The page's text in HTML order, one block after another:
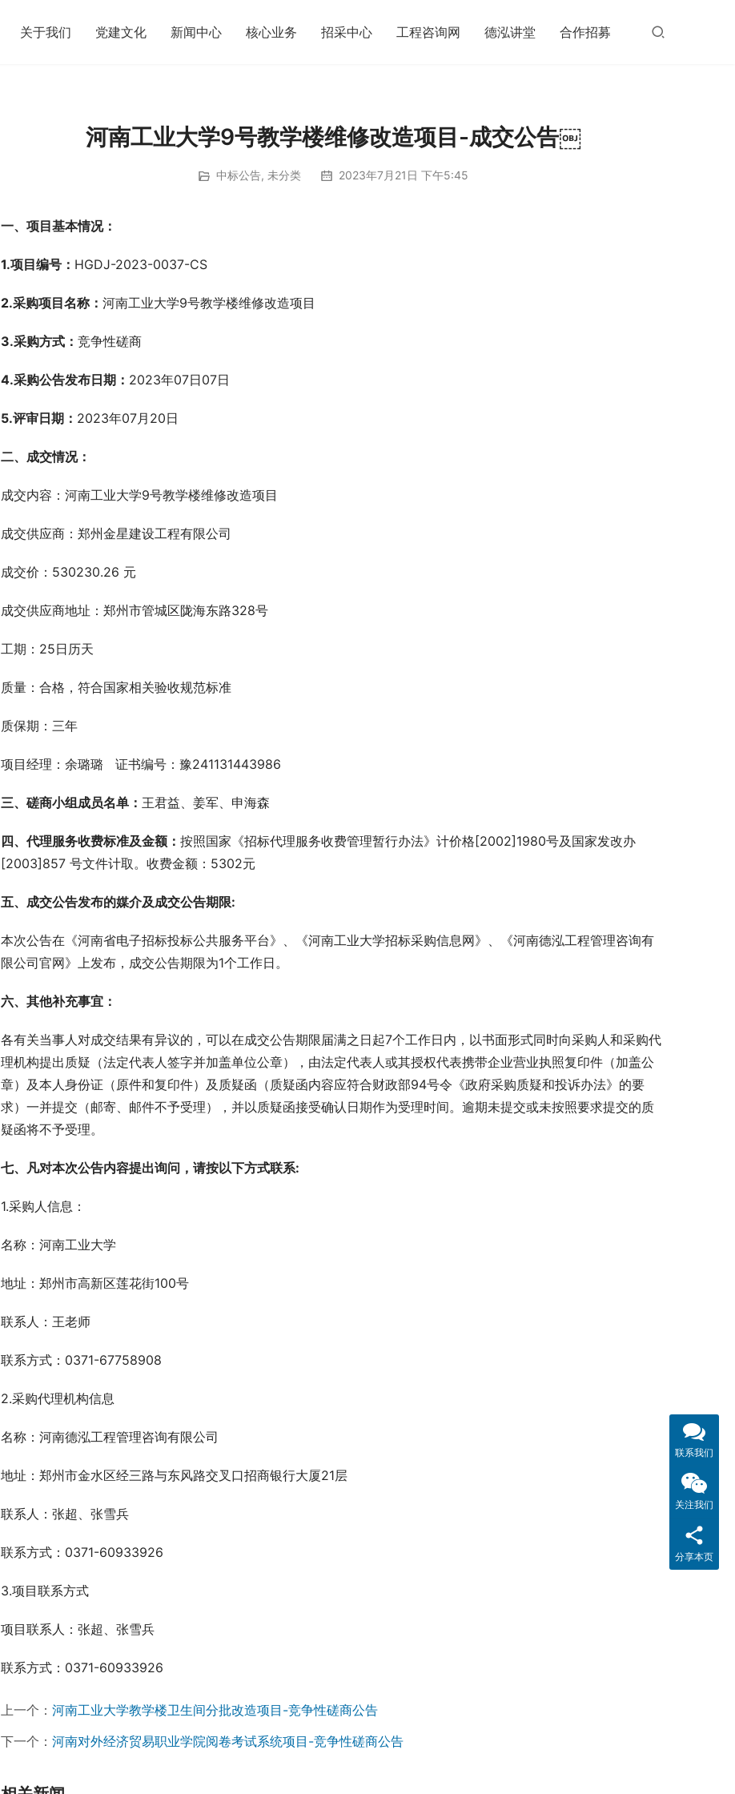
关于我们 党建文化 新闻中心 核心业务 招采中心 工程咨询网 德泓讲堂 合作招募
河南工业大学9号教学楼维修改造项目-成交公告￼
中标公告, 未分类 2023年7月21日 下午5:45
一、项目基本情况：
1.项目编号： HGDJ-2023-0037-CS
2.采购项目名称： 河南工业大学9号教学楼维修改造项目
3.采购方式： 竞争性磋商
4.采购公告发布日期： 2023年07日07日
5.评审日期： 2023年07月20日
二、成交情况：
成交内容：河南工业大学9号教学楼维修改造项目
成交供应商：郑州金星建设工程有限公司
成交价：530230.26 元
成交供应商地址：郑州市管城区陇海东路328号
工期：25日历天
质量：合格，符合国家相关验收规范标准
质保期：三年
项目经理：余璐璐   证书编号：豫241131443986
三、磋商小组成员名单： 王君益、姜军、申海森
四、代理服务收费标准及金额： 按照国家《招标代理服务收费管理暂行办法》计价格[2002]1980号及国家发改办
[2003]857 号文件计取。收费金额：5302元
五、成交公告发布的媒介及成交公告期限:
本次公告在《河南省电子招标投标公共服务平台》、《河南工业大学招标采购信息网》、《河南德泓工程管理咨询有
限公司官网》上发布，成交公告期限为1个工作日。
六、其他补充事宜：
各有关当事人对成交结果有异议的，可以在成交公告期限届满之日起7个工作日内，以书面形式同时向采购人和采购代
理机构提出质疑（法定代表人签字并加盖单位公章），由法定代表人或其授权代表携带企业营业执照复印件（加盖公
章）及本人身份证（原件和复印件）及质疑函（质疑函内容应符合财政部94号令《政府采购质疑和投诉办法》的要
求）一并提交（邮寄、邮件不予受理），并以质疑函接受确认日期作为受理时间。逾期未提交或未按照要求提交的质
疑函将不予受理。
七、凡对本次公告内容提出询问，请按以下方式联系:
1.采购人信息：
名称：河南工业大学
地址：郑州市高新区莲花街100号
联系人：王老师
联系方式：0371-67758908
2.采购代理机构信息
名称：河南德泓工程管理咨询有限公司
地址：郑州市金水区经三路与东风路交叉口招商银行大厦21层
联系人：张超、张雪兵
联系方式：0371-60933926
3.项目联系方式
项目联系人：张超、张雪兵
联系方式：0371-60933926
上一个： 河南工业大学教学楼卫生间分批改造项目-竞争性磋商公告
下一个： 河南对外经济贸易职业学院阅卷考试系统项目-竞争性磋商公告
联系我们
关注我们
分享本页